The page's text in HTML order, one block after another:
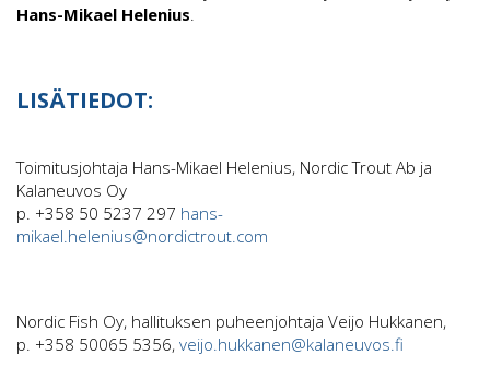
Hans-Mikael Helenius.
LISÄTIEDOT:
Toimitusjohtaja Hans-Mikael Helenius, Nordic Trout Ab ja
Kalaneuvos Oy
p. +358 50 5237 297 hans-
mikael.helenius@nordictrout.com
Nordic Fish Oy, hallituksen puheenjohtaja Veijo Hukkanen,
p. +358 50065 5356, veijo.hukkanen@kalaneuvos.fi